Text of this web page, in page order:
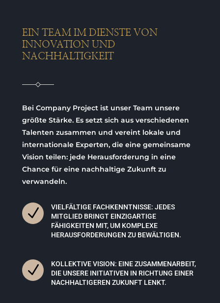
EIN TEAM IM DIENSTE VON
INNOVATION UND
NACHHALTIGKEIT
Bei Company Project ist unser Team unsere
größte Stärke. Es setzt sich aus verschiedenen
Talenten zusammen und vereint lokale und
internationale Experten, die eine gemeinsame
Vision teilen: jede Herausforderung in eine
Chance für eine nachhaltige Zukunft zu
verwandeln.
N
VIELFÄLTIGE FACHKENNTNISSE: JEDES
MITGLIED BRINGT EINZIGARTIGE
FÄHIGKEITEN MIT, UM KOMPLEXE
HERAUSFORDERUNGEN ZU BEWÄLTIGEN.
N
KOLLEKTIVE VISION: EINE ZUSAMMENARBEIT,
DIE UNSERE INITIATIVEN IN RICHTUNG EINER
NACHHALTIGEREN ZUKUNFT LENKT.